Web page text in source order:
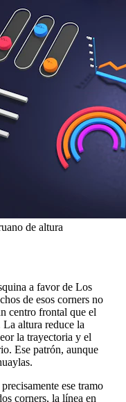
de altura
a favor de Los
de esos corners no
centro frontal que el
altura reduce la
la trayectoria y el
Ese patrón, aunque
ese tramo
corners, la línea en